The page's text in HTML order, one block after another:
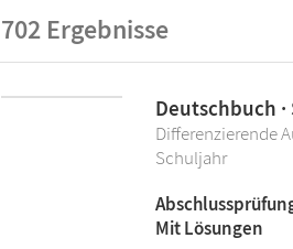
702 Ergebnisse
Deutschbuch
Differenzierende
Schuljahr
Mit Lösungen